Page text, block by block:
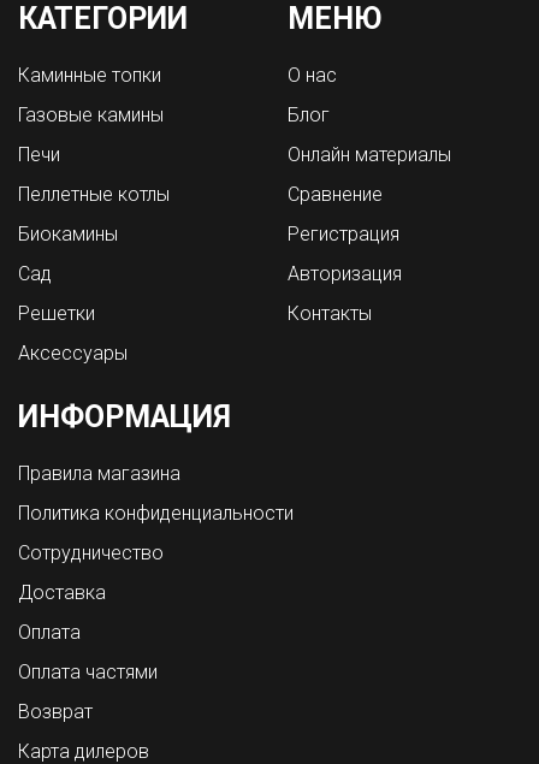
КАТЕГОРИИ
Каминные топки
Газовые камины
Печи
Пеллетные котлы
Биокамины
Сад
Решетки
Аксессуары
МЕНЮ
О нас
Блог
Онлайн материалы
Сравнение
Регистрация
Авторизация
Контакты
ИНФОРМАЦИЯ
Правила магазина
Политика конфиденциальности
Сотрудничество
Доставка
Оплата
Оплата частями
Возврат
Карта дилеров